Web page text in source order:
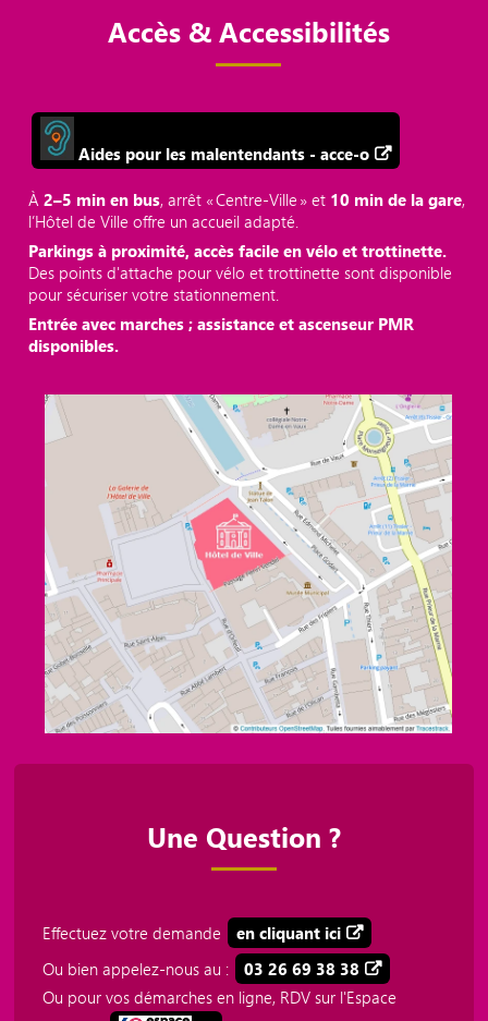
Accès & Accessibilités
Aides pour les malentendants - acce-o
À2–5 min en bus, arrêt « Centre‑Ville » et 10 min de la gare,
l’Hôtel de Ville offre un accueil adapté.
Parkings à proximité, accès facile en vélo et trottinette.
Des points d'attache pour vélo et trottinette sont disponible
pour sécuriser votre stationnement.
Entrée avec marches ; assistance et ascenseur PMR
disponibles.
Une Question ?
Effectuez votre demande
en cliquant ici
Ou bien appelez-nous au :
03 26 69 38 38
Ou pour vos démarches en ligne, RDV sur l'Espace